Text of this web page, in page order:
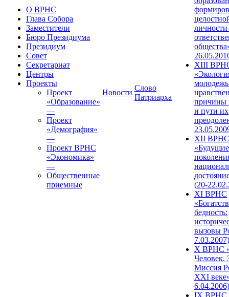
О ВРНС
Глава Собора
Заместители
Бюро Президиума
Президиум
Совет
Секретариат
Центры
Проекты
Проект
«Образование»
—
Проект
«Демография»
—
Проект ВРНС
«Экономика»
—
Общественные
приемные
Новости
Слово
Патриарха
XIII
причины
и пути их
XII ВРНС
«Будущие
(20-
XI ВРНС
бедность:
вызовы
7.03.2007)
X ВРНС
Человек.
Миссия
XXI
6.04.2006)
IX ВРНС